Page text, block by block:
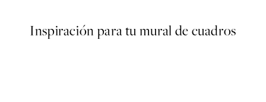
Inspiración para tu mural de cuadros